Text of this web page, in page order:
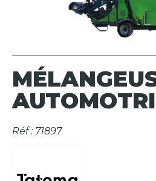
Réf : 71897